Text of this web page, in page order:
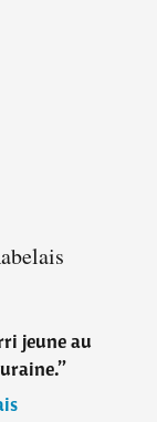
jeune au
”